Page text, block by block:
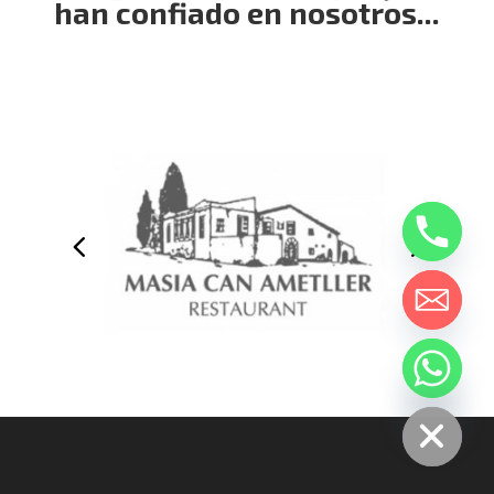
han confiado en nosotros...
Hide
chaty